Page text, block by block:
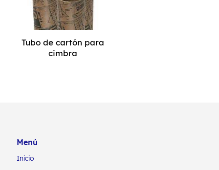
Tubo de cartón para
cimbra
Menú
Inicio